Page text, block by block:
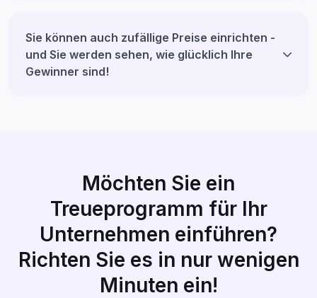
Sie können auch zufällige Preise einrichten -
und Sie werden sehen, wie glücklich Ihre
Gewinner sind!
Möchten Sie ein
Treueprogramm für Ihr
Unternehmen einführen?
Richten Sie es in nur wenigen
Minuten ein!